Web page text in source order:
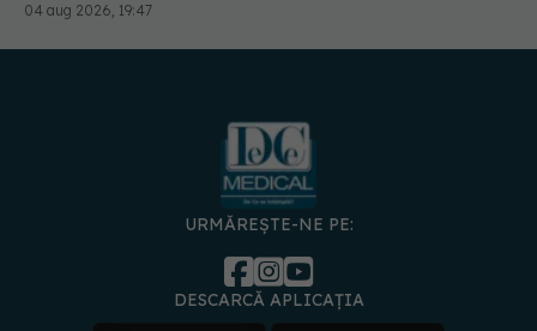
04 aug 2026, 19:47
URMĂREȘTE-NE PE:
DESCARCĂ APLICAȚIA